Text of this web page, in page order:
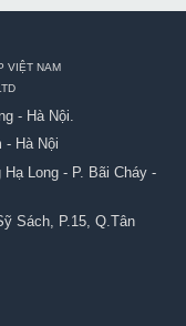
VIỆT NAM
- Hà Nội.
- Hà Nội
Long - P. Bãi Cháy -
Sách, P.15, Q.Tân